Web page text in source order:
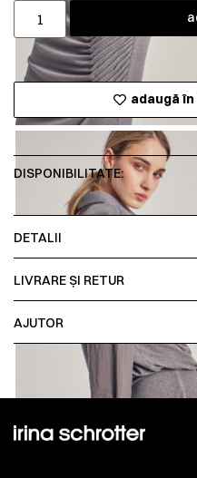
adaugă
DISPONIBILITATE:
DETALII
LIVRARE ȘI RETUR
AJUTOR